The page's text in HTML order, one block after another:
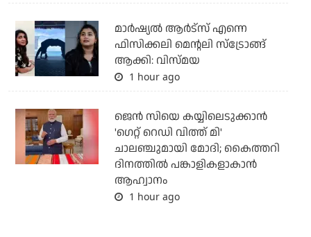
മാർഷ്യൽ ആർട്സ് എന്നെ
ഫിസിക്കലി മെന്റലി സ്ട്രോങ്ങ്
ആക്കി: വിസ്മയ
1 hour ago
ജെന്‍ സിയെ കയ്യിലെടുക്കാന്‍
'ഗെറ്റ് റെഡി വിത്ത് മി'
ചാലഞ്ചുമായി മോദി; കൈത്തറി
ദിനത്തില്‍ പങ്കാളികളാകാന്‍
ആഹ്വാനം
1 hour ago